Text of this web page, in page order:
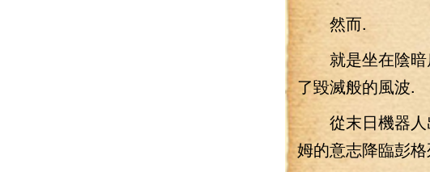
然而.
就是坐在陰暗
了毀滅般的風波.
從末日機器人出
姆的意志降臨彭